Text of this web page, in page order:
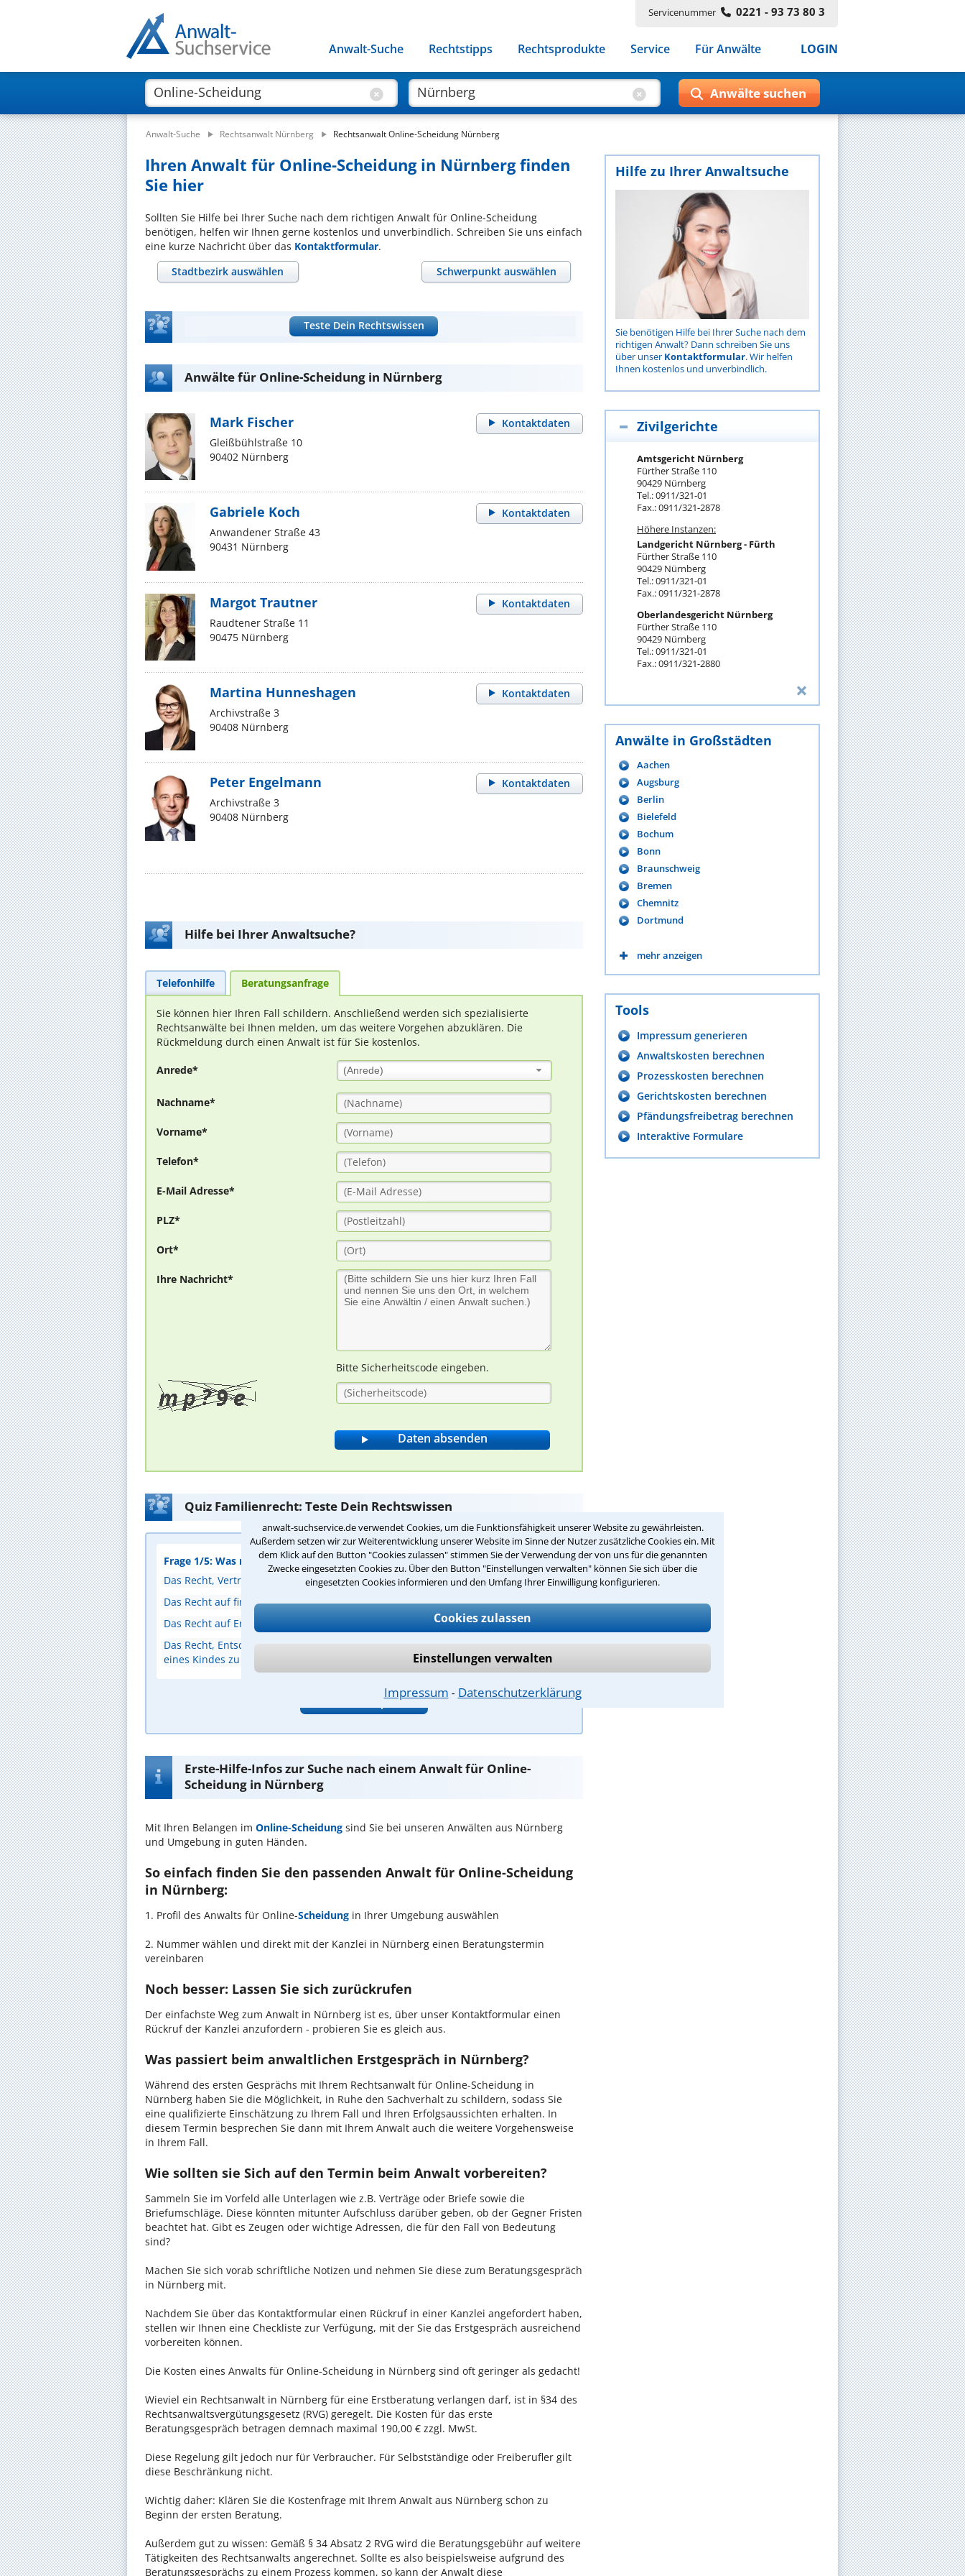
anwalt-suchservice.de verwendet Cookies, um die Funktionsfähigkeit unserer Website zu gewährleisten.
Außerdem setzen wir zur Weiterentwicklung unserer Website im Sinne der Nutzer zusätzliche Cookies ein. Mit
dem Klick auf den Button "Cookies zulassen" stimmen Sie der Verwendung der von uns für die genannten
Zwecke eingesetzten Cookies zu. Über den Button "Einstellungen verwalten" können Sie sich über die
eingesetzten Cookies informieren und den Umfang Ihrer Einwilligung konfigurieren.
Cookies zulassen
Einstellungen verwalten
Impressum ⁃ Datenschutzerklärung
Servicenummer 0221 - 93 73 80 3
Anwalt-Suche Rechtstipps Rechtsprodukte Service Für Anwälte LOGIN
Anwalt-Suche Rechtsanwalt Nürnberg Rechtsanwalt Online-Scheidung Nürnberg
Ihren Anwalt für Online-Scheidung in Nürnberg finden
Sie hier
Sollten Sie Hilfe bei Ihrer Suche nach dem richtigen Anwalt für Online-Scheidung
benötigen, helfen wir Ihnen gerne kostenlos und unverbindlich. Schreiben Sie uns einfach
eine kurze Nachricht über das Kontaktformular.
Stadtbezirk auswählen
Schwerpunkt auswählen
Teste Dein Rechtswissen
Anwälte für Online-Scheidung in Nürnberg
Kontaktdaten
Mark Fischer
Gleißbühlstraße 10
90402 Nürnberg
Kontaktdaten
Gabriele Koch
Anwandener Straße 43
90431 Nürnberg
Kontaktdaten
Margot Trautner
Raudtener Straße 11
90475 Nürnberg
Kontaktdaten
Martina Hunneshagen
Archivstraße 3
90408 Nürnberg
Kontaktdaten
Peter Engelmann
Archivstraße 3
90408 Nürnberg
Hilfe bei Ihrer Anwaltsuche?
Telefonhilfe Beratungsanfrage
Sie können hier Ihren Fall schildern. Anschließend werden sich spezialisierte
Rechtsanwälte bei Ihnen melden, um das weitere Vorgehen abzuklären. Die
Rückmeldung durch einen Anwalt ist für Sie kostenlos.
Anrede* (Anrede)
Nachname*
Vorname*
Telefon*
E-Mail Adresse*
PLZ*
Ort*
Ihre Nachricht*
Bitte Sicherheitscode eingeben.
Quiz Familienrecht: Teste Dein Rechtswissen
Frage 1/5: Was regelt das Sorgerecht in Deutschland?
Das Recht, Verträge für Ehepartner abzuschließen
Das Recht auf finanzielle Unterstützung von Dritten
Das Recht auf Erbansprüche innerhalb der Familie
Das Recht, Entscheidungen für die Gesundheit, Ausbildung und Aufenthaltsort
eines Kindes zu treffen
Antwort überprüfen
Erste-Hilfe-Infos zur Suche nach einem Anwalt für Online-
Scheidung in Nürnberg
Mit Ihren Belangen im Online-Scheidung sind Sie bei unseren Anwälten aus Nürnberg
und Umgebung in guten Händen.
So einfach finden Sie den passenden Anwalt für Online-Scheidung
in Nürnberg:
1. Profil des Anwalts für Online-Scheidung in Ihrer Umgebung auswählen
2. Nummer wählen und direkt mit der Kanzlei in Nürnberg einen Beratungstermin
vereinbaren
Noch besser: Lassen Sie sich zurückrufen
Der einfachste Weg zum Anwalt in Nürnberg ist es, über unser Kontaktformular einen
Rückruf der Kanzlei anzufordern - probieren Sie es gleich aus.
Was passiert beim anwaltlichen Erstgespräch in Nürnberg?
Während des ersten Gesprächs mit Ihrem Rechtsanwalt für Online-Scheidung in
Nürnberg haben Sie die Möglichkeit, in Ruhe den Sachverhalt zu schildern, sodass Sie
eine qualifizierte Einschätzung zu Ihrem Fall und Ihren Erfolgsaussichten erhalten. In
diesem Termin besprechen Sie dann mit Ihrem Anwalt auch die weitere Vorgehensweise
in Ihrem Fall.
Wie sollten sie Sich auf den Termin beim Anwalt vorbereiten?
Sammeln Sie im Vorfeld alle Unterlagen wie z.B. Verträge oder Briefe sowie die
Briefumschläge. Diese könnten mitunter Aufschluss darüber geben, ob der Gegner Fristen
beachtet hat. Gibt es Zeugen oder wichtige Adressen, die für den Fall von Bedeutung
sind?
Machen Sie sich vorab schriftliche Notizen und nehmen Sie diese zum Beratungsgespräch
in Nürnberg mit.
Nachdem Sie über das Kontaktformular einen Rückruf in einer Kanzlei angefordert haben,
stellen wir Ihnen eine Checkliste zur Verfügung, mit der Sie das Erstgespräch ausreichend
vorbereiten können.
Die Kosten eines Anwalts für Online-Scheidung in Nürnberg sind oft geringer als gedacht!
Wieviel ein Rechtsanwalt in Nürnberg für eine Erstberatung verlangen darf, ist in §34 des
Rechtsanwaltsvergütungsgesetz (RVG) geregelt. Die Kosten für das erste
Beratungsgespräch betragen demnach maximal 190,00 € zzgl. MwSt.
Diese Regelung gilt jedoch nur für Verbraucher. Für Selbstständige oder Freiberufler gilt
diese Beschränkung nicht.
Wichtig daher: Klären Sie die Kostenfrage mit Ihrem Anwalt aus Nürnberg schon zu
Beginn der ersten Beratung.
Außerdem gut zu wissen: Gemäß § 34 Absatz 2 RVG wird die Beratungsgebühr auf weitere
Tätigkeiten des Rechtsanwalts angerechnet. Sollte es also beispielsweise aufgrund des
Beratungsgesprächs zu einem Prozess kommen, so kann der Anwalt diese
Hilfe zu Ihrer Anwaltsuche
Sie benötigen Hilfe bei Ihrer Suche nach dem
richtigen Anwalt? Dann schreiben Sie uns
über unser Kontaktformular. Wir helfen
Ihnen kostenlos und unverbindlich.
Zivilgerichte
Amtsgericht Nürnberg
Fürther Straße 110
90429 Nürnberg
Tel.: 0911/321-01
Fax.: 0911/321-2878
Höhere Instanzen:
Landgericht Nürnberg - Fürth
Fürther Straße 110
90429 Nürnberg
Tel.: 0911/321-01
Fax.: 0911/321-2878
Oberlandesgericht Nürnberg
Fürther Straße 110
90429 Nürnberg
Tel.: 0911/321-01
Fax.: 0911/321-2880
Anwälte in Großstädten
Aachen
Augsburg
Berlin
Bielefeld
Bochum
Bonn
Braunschweig
Bremen
Chemnitz
Dortmund
mehr anzeigen
Tools
Impressum generieren
Anwaltskosten berechnen
Prozesskosten berechnen
Gerichtskosten berechnen
Pfändungsfreibetrag berechnen
Interaktive Formulare